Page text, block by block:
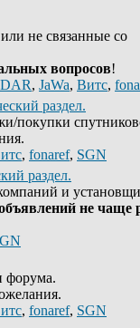
не связанные со
вопросов!
, JaWa, Витс,
раздел.
покупки
, fonaref, SGN
раздел.
и
не чаще
форума.
, fonaref, SGN